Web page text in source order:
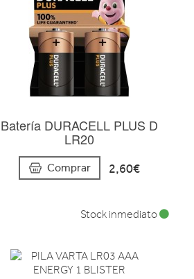
Batería DURACELL PLUS D
LR20
Comprar 2,60€
Stock inmediato